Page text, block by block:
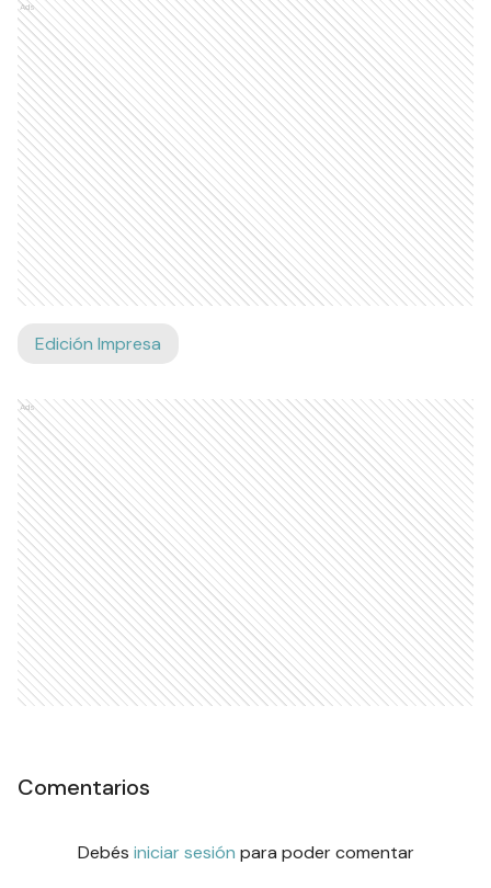
Ads
Edición Impresa
Ads
Comentarios
Debés iniciar sesión para poder comentar